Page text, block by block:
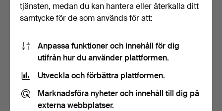
tjänsten, medan du kan hantera eller återkalla ditt
samtycke för de som används för att:
Anpassa funktioner och innehåll för dig
utifrån hur du använder plattformen.
Utveckla och förbättra plattformen.
Marknadsföra nyheter och innehåll till dig på
externa webbplatser.